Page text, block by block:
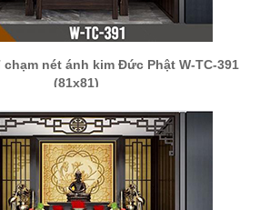
nét ánh kim Đức Phật W-TC-391
(81x81)